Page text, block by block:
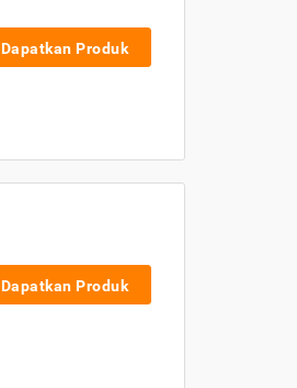
Dapatkan Produk
Dapatkan Produk